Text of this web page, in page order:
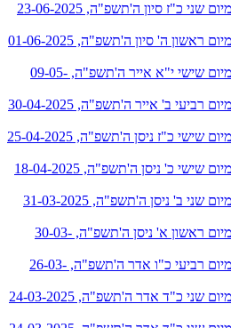
לחץ להאזנה לשעור מיום שני כ"ז סיון ה'תשפ"ה, 23-06-2025
לחץ להאזנה לשעור מיום ראשון ה' סיון ה'תשפ"ה, 01-06-2025
לחץ להאזנה לשעור מיום שישי י"א אייר ה'תשפ"ה, 09-05-
לחץ להאזנה לשעור מיום רביעי ב' אייר ה'תשפ"ה, 30-04-2025
לחץ להאזנה לשעור מיום שישי כ"ז ניסן ה'תשפ"ה, 25-04-2025
לחץ להאזנה לשעור מיום שישי כ' ניסן ה'תשפ"ה, 18-04-2025
לחץ להאזנה לשעור מיום שני ב' ניסן ה'תשפ"ה, 31-03-2025
לחץ להאזנה לשעור מיום ראשון א' ניסן ה'תשפ"ה, 30-03-
לחץ להאזנה לשעור מיום רביעי כ"ו אדר ה'תשפ"ה, 26-03-
לחץ להאזנה לשעור מיום שני כ"ד אדר ה'תשפ"ה, 24-03-2025